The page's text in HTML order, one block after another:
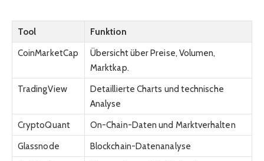
Tool
Funktion
CoinMarketCap
Übersicht über Preise, Volumen,
Marktkap.
TradingView
Detaillierte Charts und technische
Analyse
CryptoQuant
On-Chain-Daten und Marktverhalten
Glassnode
Blockchain-Datenanalyse